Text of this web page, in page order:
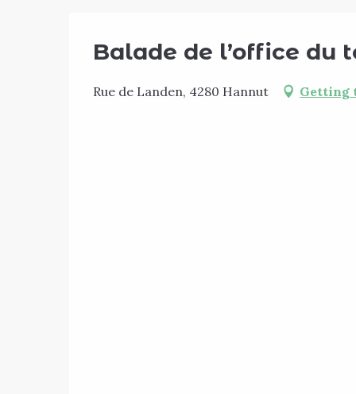
Balade de l’office du
Rue de Landen, 4280 Hannut Getting